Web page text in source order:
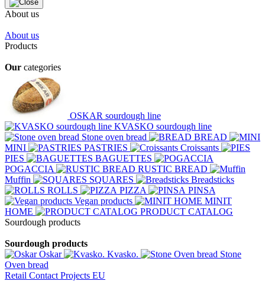
About us
About us
Products
Our categories
OSKAR sourdough line
KVASKO sourdough line
Stone oven bread
BREAD
MINI
PASTRIES
Croissants
PIES
BAGUETTES
POGACCIA
RUSTIC BREAD
Muffin
SQUARES
Breadsticks
ROLLS
PIZZA
PINSA
Vegan products
MINIT
HOME
PRODUCT CATALOG
Sourdough products
Sourdough products
Oskar
Kvasko.
Stone
Oven bread
Retail Contact Projects EU